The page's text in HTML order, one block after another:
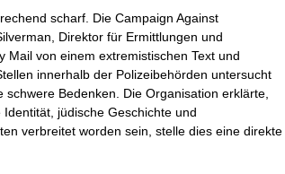
scharf. Die Campaign Against
Direktor für Ermittlungen und
von einem extremistischen Text und
innerhalb der Polizeibehörden untersucht
Bedenken. Die Organisation erklärte,
jüdische Geschichte und
verbreitet worden sein, stelle dies eine direkte